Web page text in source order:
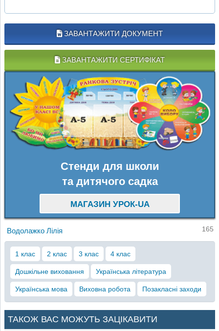
ЗАВАНТАЖИТИ ДОКУМЕНТ
ЗАВАНТАЖИТИ СЕРТИФІКАТ
Стенди для школи
та дитячого садка
МАГАЗИН УРОК-UA
Водолажко Лілія 165
1 клас 2 клас 3 клас 4 клас
Дошкільне виховання Українська література
Українська мова Виховна робота Позакласні заходи
ТАКОЖ ВАС МОЖУТЬ ЗАЦІКАВИТИ